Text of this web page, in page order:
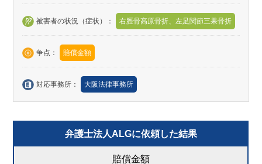
被害者の状況（症状）： 右脛骨高原骨折、左足関節三果骨折
争点： 賠償金額
対応事務所： 大阪法律事務所
弁護士法人ALGに依頼した結果
賠償金額